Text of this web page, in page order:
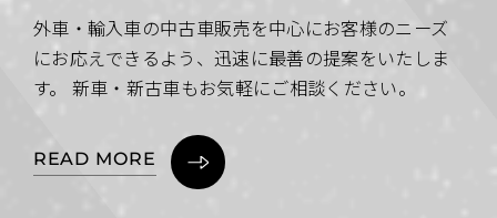
外車・輸入車の中古車販売を中心にお客様のニーズ
にお応えできるよう、迅速に最善の提案をいたしま
す。 新車・新古車もお気軽にご相談ください。
READ MORE